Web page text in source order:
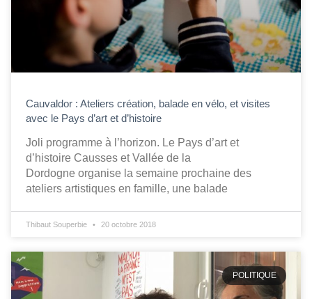
Cauvaldor : Ateliers création, balade en vélo, et visites
avec le Pays d’art et d’histoire
Joli programme à l’horizon. Le Pays d’art et
d’histoire Causses et Vallée de la
Dordogne organise la semaine prochaine des
ateliers artistiques en famille, une balade
Thibaut Souperbie 20 octobre 2018
POLITIQUE